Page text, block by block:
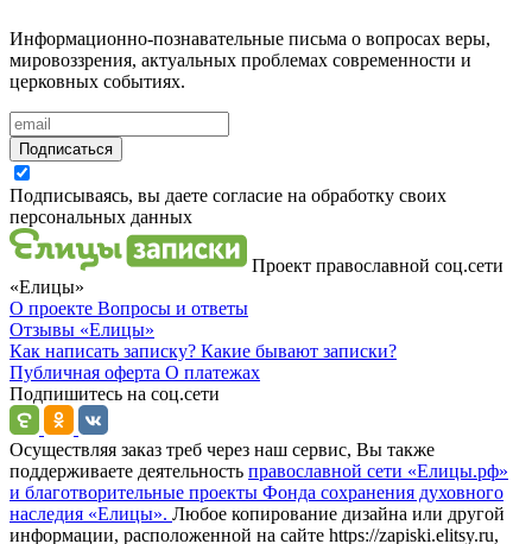
Информационно-познавательные письма о вопросах веры,
мировоззрения, актуальных проблемах современности и
церковных событиях.
Подписаться
Подписываясь, вы даете согласие на обработку своих
персональных данных
Проект православной соц.сети
«Елицы»
О проекте Вопросы и ответы
Отзывы «Елицы»
Как написать записку? Какие бывают записки?
Публичная оферта О платежах
Подпишитесь на соц.сети
Осуществляя заказ треб через наш сервис, Вы также
поддерживаете деятельность православной сети «Елицы.рф»
и благотворительные проекты Фонда сохранения духовного
наследия «Елицы». Любое копирование дизайна или другой
информации, расположенной на сайте https://zapiski.elitsy.ru,